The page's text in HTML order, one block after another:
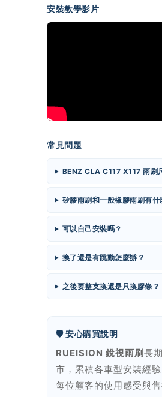
安裝教學影片
常見問題
BENZ CLA C117 X117 雨刷
矽膠雨刷和一般橡膠雨刷有什
可以自己安裝嗎？
換了還是有跳動怎麼辦？
之後要整支換還是只換膠條？
🛡️ 安心購買說明
RUEISION 銳視雨刷長
市，累積各車型安裝經
每位顧客的使用感受與售